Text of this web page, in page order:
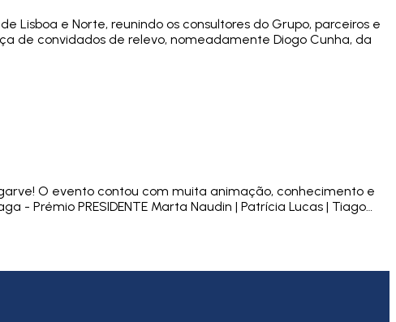
e Norte, reunindo os consultores do Grupo, parceiros e
de convidados de relevo, nomeadamente Diogo Cunha, da
O evento contou com muita animação, conhecimento e
- Prémio PRESIDENTE Marta Naudin | Patrícia Lucas | Tiago…